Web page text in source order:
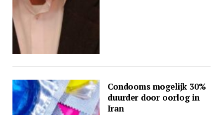
Condooms mogelijk 30%
duurder door oorlog in
Iran